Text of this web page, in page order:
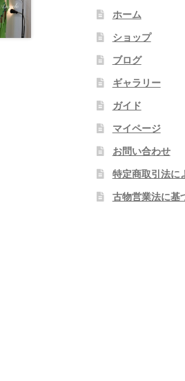
ホーム
ショップ
ブログ
ギャラリー
ガイド
マイページ
お問い合わせ
特定商取引法に
古物営業法に基